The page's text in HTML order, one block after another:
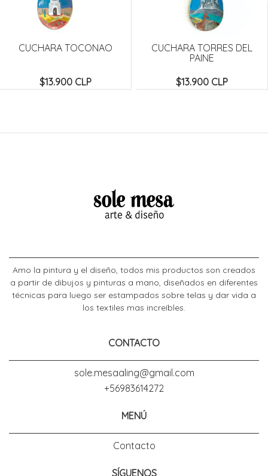
CUCHARA TOCONAO
$13.900 CLP
CUCHARA TORRES DEL
PAINE
$13.900 CLP
Amo la pintura y el diseño, todos mis productos son creados
a partir de dibujos y pinturas a mano, diseñados en diferentes
técnicas para luego ser estampados sobre telas y dar vida a
los textiles mas increíbles.
CONTACTO
sole.mesaaling@gmail.com
+56983614272
MENÚ
Contacto
SÍGUENOS